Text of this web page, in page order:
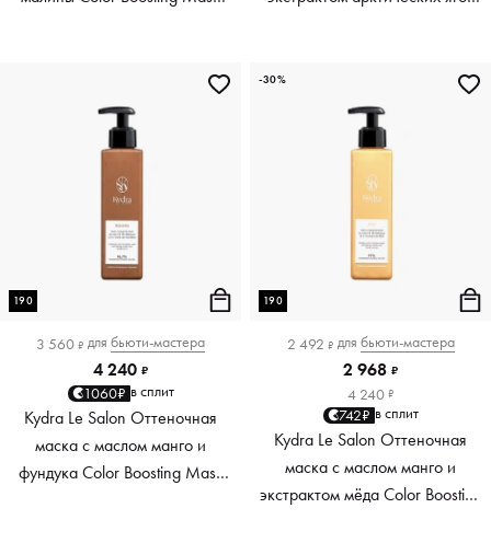
190
3 560 ₽ для бьюти-мастера
4 240 ₽
1060₽ в сплит
Kydra Le Salon Оттеночная
маска с маслом манго и
фундука Color Boosting Mask
190
2 492 ₽ для бьюти-мастера
2 968 ₽
4 240 ₽
742₽ в сплит
Kydra Le Salon Оттеночная
маска с маслом манго и
экстрактом мёда Color Boosting
-30%